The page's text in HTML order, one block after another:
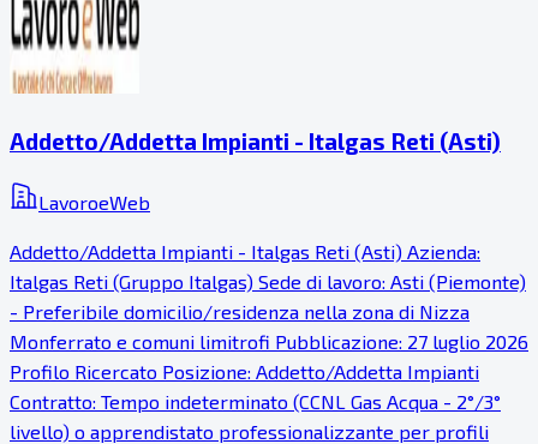
Addetto/Addetta Impianti - Italgas Reti (Asti)
LavoroeWeb
Addetto/Addetta Impianti - Italgas Reti (Asti) Azienda:
Italgas Reti (Gruppo Italgas) Sede di lavoro: Asti (Piemonte)
- Preferibile domicilio/residenza nella zona di Nizza
Monferrato e comuni limitrofi Pubblicazione: 27 luglio 2026
Profilo Ricercato Posizione: Addetto/Addetta Impianti
Contratto: Tempo indeterminato (CCNL Gas Acqua - 2°/3°
livello) o apprendistato professionalizzante per profili